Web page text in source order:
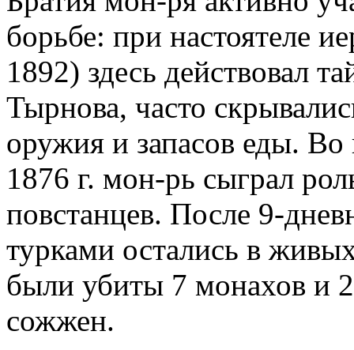
борьбе: при настоятеле
1892) здесь действовал
Тырнова, часто
оружия и запасов еды. Во
1876 г. мон-рь сыграл
повстанцев. После 9-
турками остались в
были убиты 7 монахов и
сожжен.